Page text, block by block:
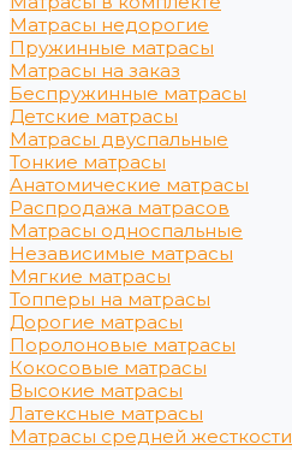
Матрасы недорогие
Пружинные матрасы
Матрасы на заказ
Беспружинные матрасы
Детские матрасы
Матрасы двуспальные
Тонкие матрасы
Анатомические матрасы
Распродажа матрасов
Матрасы односпальные
Независимые матрасы
Мягкие матрасы
Топперы на матрасы
Дорогие матрасы
Поролоновые матрасы
Кокосовые матрасы
Высокие матрасы
Латексные матрасы
Матрасы средней жесткости